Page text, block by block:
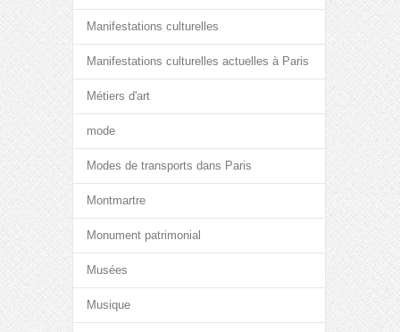
Manifestations culturelles
Manifestations culturelles actuelles à Paris
Métiers d'art
mode
Modes de transports dans Paris
Montmartre
Monument patrimonial
Musées
Musique